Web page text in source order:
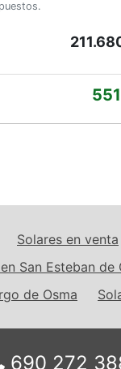
Solares en venta
San Esteban de
de Osma
690 272